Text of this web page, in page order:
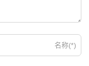
名称(*)